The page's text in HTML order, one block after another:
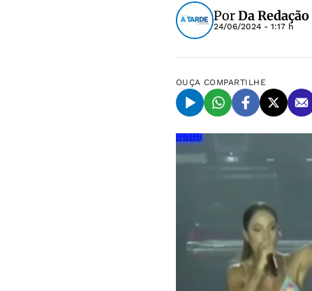
PorDa Redação
24/06/2024 - 1:17 h
OUÇA COMPARTILHE